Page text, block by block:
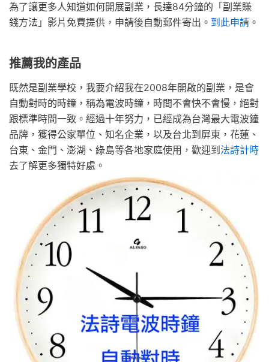
為了讓更多人知道如何開展副業，長達84分鐘的「副業賺
錢方法」影片免費提供，申請後自動郵件寄出。 到此申請 。
推薦我的產品
既然是副業學校，我要介紹我在2008年開啟的副業，是會
自動對時的時鐘，稱為電波時鐘，時間不會快不會慢，絕對
跟標準時間一致。經過十年努力，已經成為台灣最大電波鐘
品牌，獲得公家單位、知名企業，以及台北到屏東，花蓮、
台東、金門、澎湖、綠島等各地家庭使用，歡迎到 法詩計時
去了解更多獨特好處。